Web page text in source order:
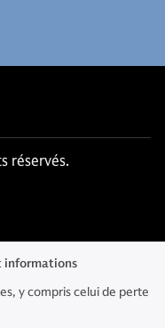
réservés.
informations
y compris celui de perte